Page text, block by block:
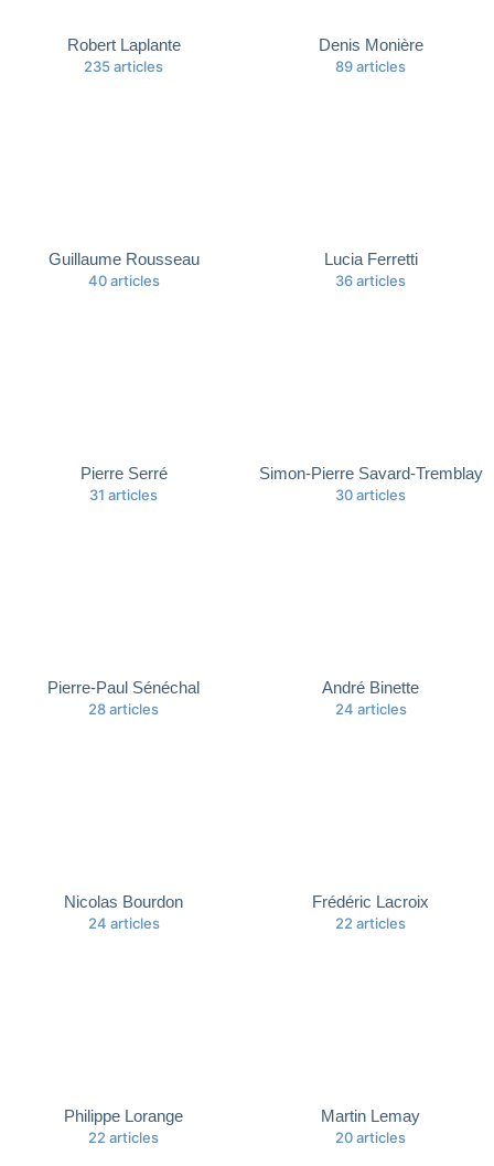
Robert Laplante
235 articles
Denis Monière
89 articles
Guillaume Rousseau
40 articles
Lucia Ferretti
36 articles
Pierre Serré
31 articles
Simon-Pierre Savard-Tremblay
30 articles
Pierre-Paul Sénéchal
28 articles
André Binette
24 articles
Nicolas Bourdon
24 articles
Frédéric Lacroix
22 articles
Philippe Lorange
22 articles
Martin Lemay
20 articles